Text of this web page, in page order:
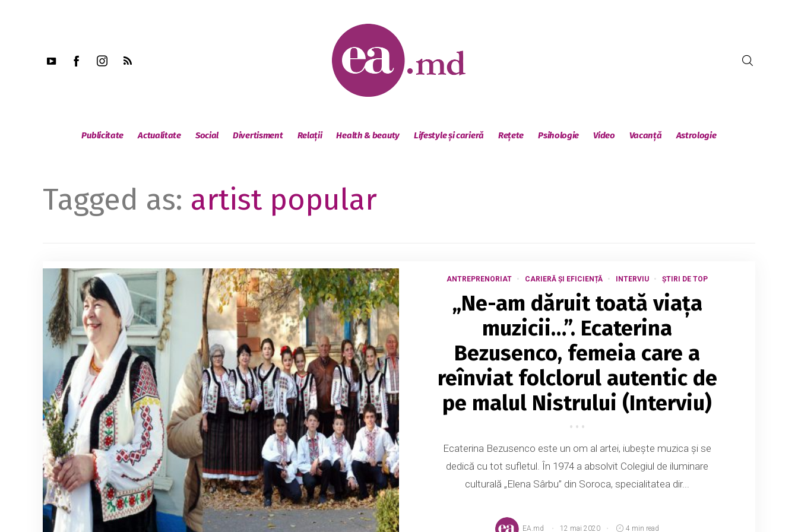
Publicitate Actualitate Social Divertisment Relații Health & beauty Lifestyle și carieră Rețete Psihologie Video Vacanță Astrologie
Tagged as: artist popular
ANTREPRENORIAT CARIERĂ ȘI EFICIENȚĂ INTERVIU ȘTIRI DE TOP
„Ne-am dăruit toată viața
muzicii…”. Ecaterina
Bezusenco, femeia care a
reînviat folclorul autentic de
pe malul Nistrului (Interviu)
Ecaterina Bezusenco este un om al artei, iubește muzica și se
dedică cu tot sufletul. În 1974 a absolvit Colegiul de iluminare
culturală „Elena Sârbu” din Soroca, specialitatea dir...
EA.md 12 mai 2020 4 min read